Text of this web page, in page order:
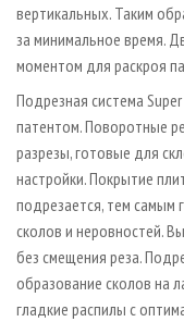
вертикальных. Таким
за минимальное время.
моментом для раскроя
Подрезная система
патентом. Поворотные
разрезы, готовые для
настройки. Покрытие
подрезается, тем самым
сколов и неровностей.
без смещения реза.
образование сколов на
гладкие распилы с